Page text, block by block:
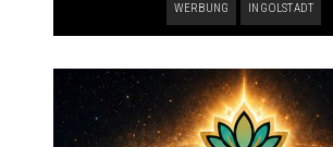
WERBUNG INGOLSTADT